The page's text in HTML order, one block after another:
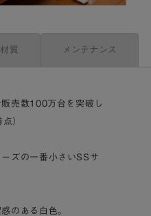
質 メンテナンス
売数100万台を突破し
）
ズの一番小さいSSサ
のある白色。